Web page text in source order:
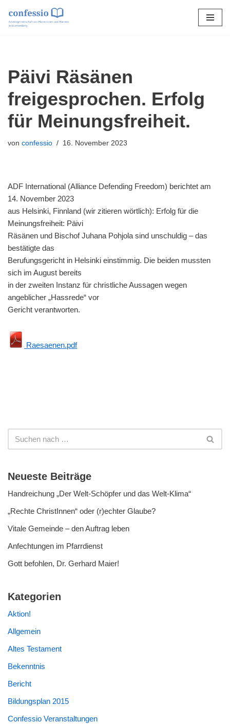
Zum
Päivi Räsänen
freigesprochen. Erfolg
für Meinungsfreiheit.
von confessio 16. November 2023
ADF International (Alliance Defending Freedom) berichtet am
14. November 2023
aus Helsinki, Finnland (wir zitieren wörtlich): Erfolg für die
Meinungsfreiheit: Päivi
Räsänen und Bischof Juhana Pohjola sind unschuldig – das
bestätigte das
Berufungsgericht in Helsinki einstimmig. Die beiden mussten
sich im August bereits
in der zweiten Instanz für christliche Aussagen wegen
angeblicher „Hassrede“ vor
Gericht verantworten.
Raesaenen.pdf
Neueste Beiträge
Handreichung „Der Welt-Schöpfer und das Welt-Klima“
„Rechte ChristInnen“ oder (r)echter Glaube?
Vitale Gemeinde – den Auftrag leben
Anfechtungen im Pfarrdienst
Gott befohlen, Dr. Gerhard Maier!
Kategorien
Aktion!
Allgemein
Altes Testament
Bekenntnis
Bericht
Bildungsplan 2015
Confessio Veranstaltungen